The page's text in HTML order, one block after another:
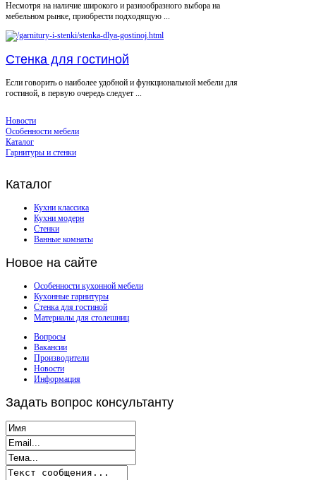
Несмотря на наличие широкого и разнообразного выбора на
мебельном рынке, приобрести подходящую ...
Стенка для гостиной
Если говорить о наиболее удобной и функциональной мебели для
гостиной, в первую очередь следует ...
Новости
Особенности мебели
Каталог
Гарнитуры и стенки
Каталог
Кухни классика
Кухни модерн
Стенки
Ванные комнаты
Новое на сайте
Особенности кухонной мебели
Кухонные гарнитуры
Стенка для гостиной
Материалы для столешниц
Вопросы
Вакансии
Производители
Новости
Информация
Задать вопрос консультанту